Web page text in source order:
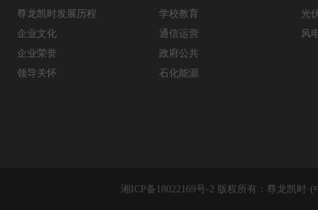
尊龙凯时发展历程
企业文化
企业荣誉
领导关怀
学校教育
通信运营
政府公共
石化能源
光
风
湘ICP备18022169号-2 版权所有：尊龙凯时